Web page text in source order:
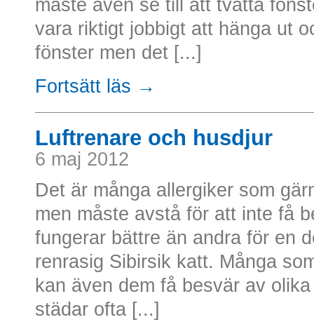
måste även se till att tvätta
vara riktigt jobbigt att hänga ut
fönster men det [...]
Fortsätt läs →
Luftrenare och husdjur
6 maj 2012
Det är många allergiker som
men måste avstå för att inte få
fungerar bättre än andra för en
renrasig Sibirsik katt. Många
kan även dem få besvär av
städar ofta [...]